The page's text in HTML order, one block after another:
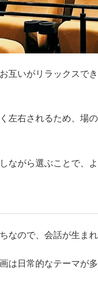
互いがリラックスで
左右されるため、場
ながら選ぶことで、
なので、会話が生ま
は日常的なテーマが